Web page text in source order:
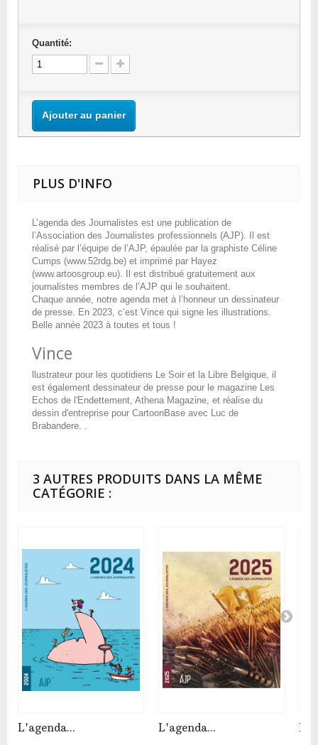
Quantité:
Ajouter au panier
PLUS D'INFO
L’agenda des Journalistes est une publication de
l’Association des Journalistes professionnels (AJP). Il est
réalisé par l’équipe de l’AJP, épaulée par la graphiste Céline
Cumps (www.52rdg.be) et imprimé par Hayez
(www.artoosgroup.eu). Il est distribué gratuitement aux
journalistes membres de l’AJP qui le souhaitent.
Chaque année, notre agenda met à l’honneur un dessinateur
de presse. En 2023, c’est Vince qui signe les illustrations.
Belle année 2023 à toutes et tous !
Vince
llustrateur pour les quotidiens Le Soir et la Libre Belgique, il
est également dessinateur de presse pour le magazine Les
Echos de l'Endettement, Athena Magazine, et réalise du
dessin d'entreprise pour CartoonBase avec Luc de
Brabandere. .
3 AUTRES PRODUITS DANS LA MÊME
CATÉGORIE :
L'agenda... L'agenda...